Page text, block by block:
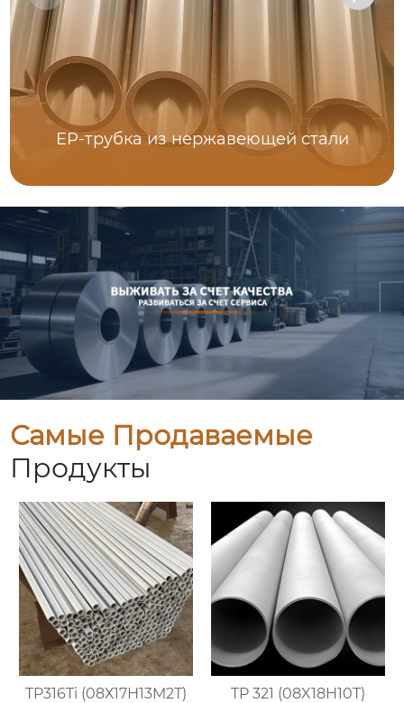
EP-трубка из нержавеющей стали
Самые Продаваемые
Продукты
TP316Ti (08Х17Н13М2Т) TP 321 (08X18H10T)